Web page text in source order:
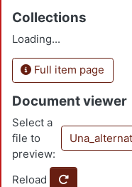
Collections
Loading...
Full item page
Document viewer
Select a
file to
preview:
Reload